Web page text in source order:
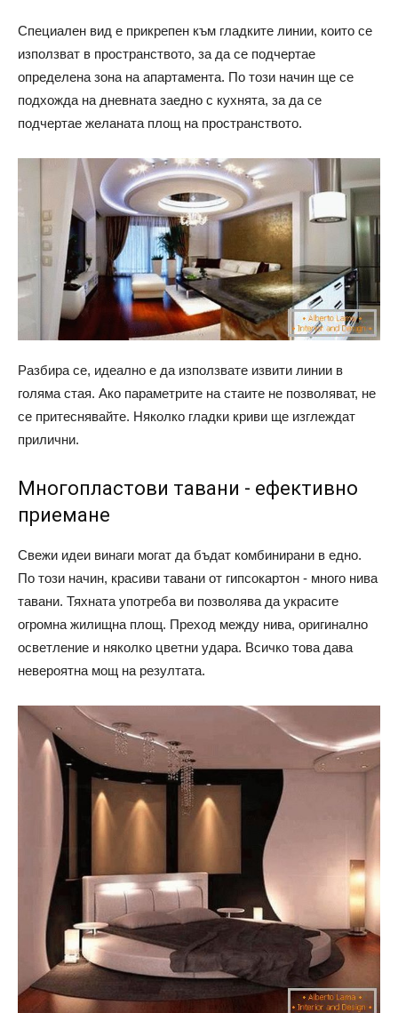
Специален вид е прикрепен към гладките линии, които се
използват в пространството, за да се подчертае
определена зона на апартамента. По този начин ще се
подхожда на дневната заедно с кухнята, за да се
подчертае желаната площ на пространството.
Разбира се, идеално е да използвате извити линии в
голяма стая. Ако параметрите на стаите не позволяват, не
се притеснявайте. Няколко гладки криви ще изглеждат
прилични.
Многопластови тавани - ефективно
приемане
Свежи идеи винаги могат да бъдат комбинирани в едно.
По този начин, красиви тавани от гипсокартон - много нива
тавани. Тяхната употреба ви позволява да украсите
огромна жилищна площ. Преход между нива, оригинално
осветление и няколко цветни удара. Всичко това дава
невероятна мощ на резултата.